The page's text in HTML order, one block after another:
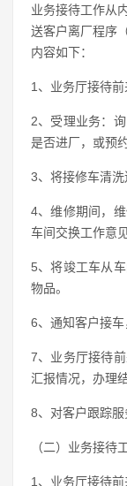
业务接待工作从
送客户离厂程序
内容如下：
1、业务厅接待前
2、受理业务：
是否进厂，或预
3、将接修车清洗
4、维修期间，
车间交换工作意见
5、将竣工车从
物品。
6、通知客户接车
7、业务厅接待
汇报情况，办理
8、对客户跟踪服
（二）业务接待
1、业务厅接待